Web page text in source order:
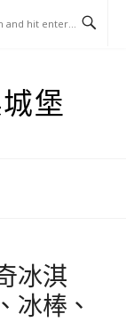
堡
冰淇
冰棒、